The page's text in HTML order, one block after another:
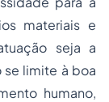
materiais e
seja a
se limite à boa
humano,